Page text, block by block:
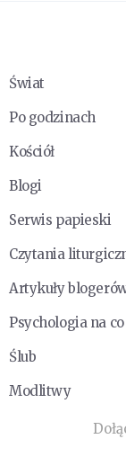
Świat
Po godzinach
Kościół
Blogi
Serwis papieski
Czytania
Artykuły
Psychologia na
Ślub
Modlitwy